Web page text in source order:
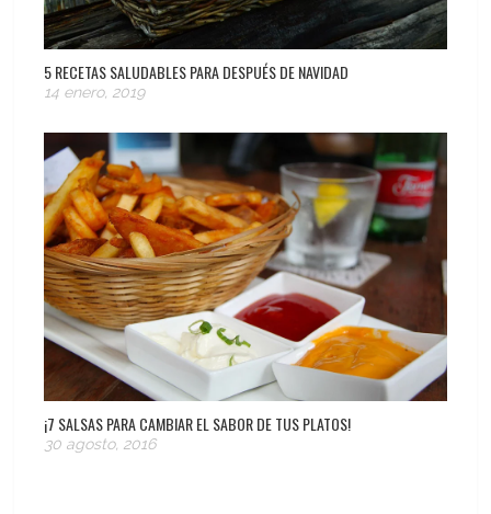
5 RECETAS SALUDABLES PARA DESPUÉS DE NAVIDAD
14 enero, 2019
¡7 SALSAS PARA CAMBIAR EL SABOR DE TUS PLATOS!
30 agosto, 2016